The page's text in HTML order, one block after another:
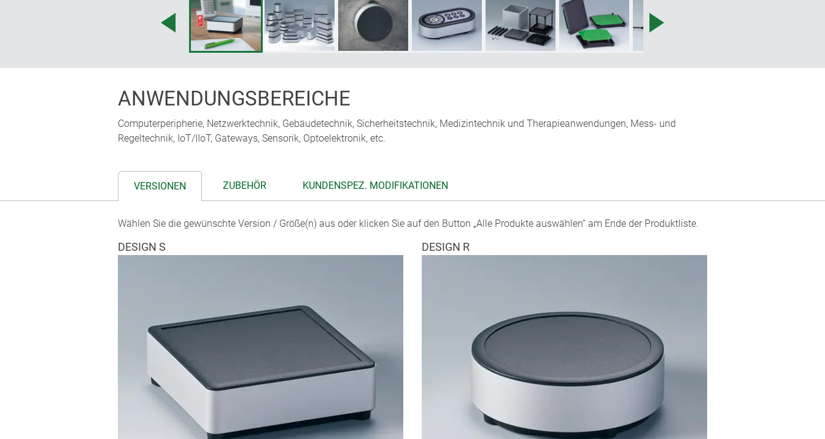
ANWENDUNGSBEREICHE
Computerperipherie, Netzwerktechnik, Gebäudetechnik, Sicherheitstechnik, Medizintechnik und Therapieanwendungen, Mess- und
Regeltechnik, IoT/IIoT, Gateways, Sensorik, Optoelektronik, etc.
VERSIONEN ZUBEHÖR KUNDENSPEZ. MODIFIKATIONEN
Wählen Sie die gewünschte Version / Größe(n) aus oder klicken Sie auf den Button „Alle Produkte auswählen“ am Ende der Produktliste.
DESIGN S DESIGN R